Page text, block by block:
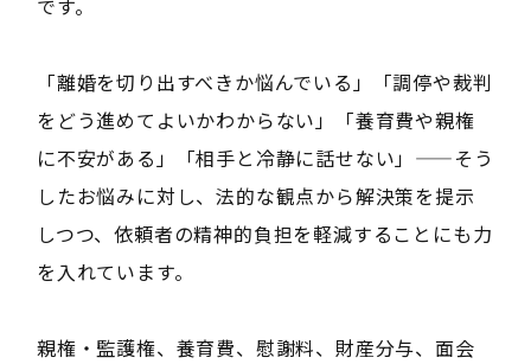
です。
「離婚を切り出すべきか悩んでいる」「調停や裁判
をどう進めてよいかわからない」「養育費や親権
に不安がある」「相手と冷静に話せない」——そう
したお悩みに対し、法的な観点から解決策を提示
しつつ、依頼者の精神的負担を軽減することにも力
を入れています。
親権・監護権、養育費、慰謝料、財産分与、面会